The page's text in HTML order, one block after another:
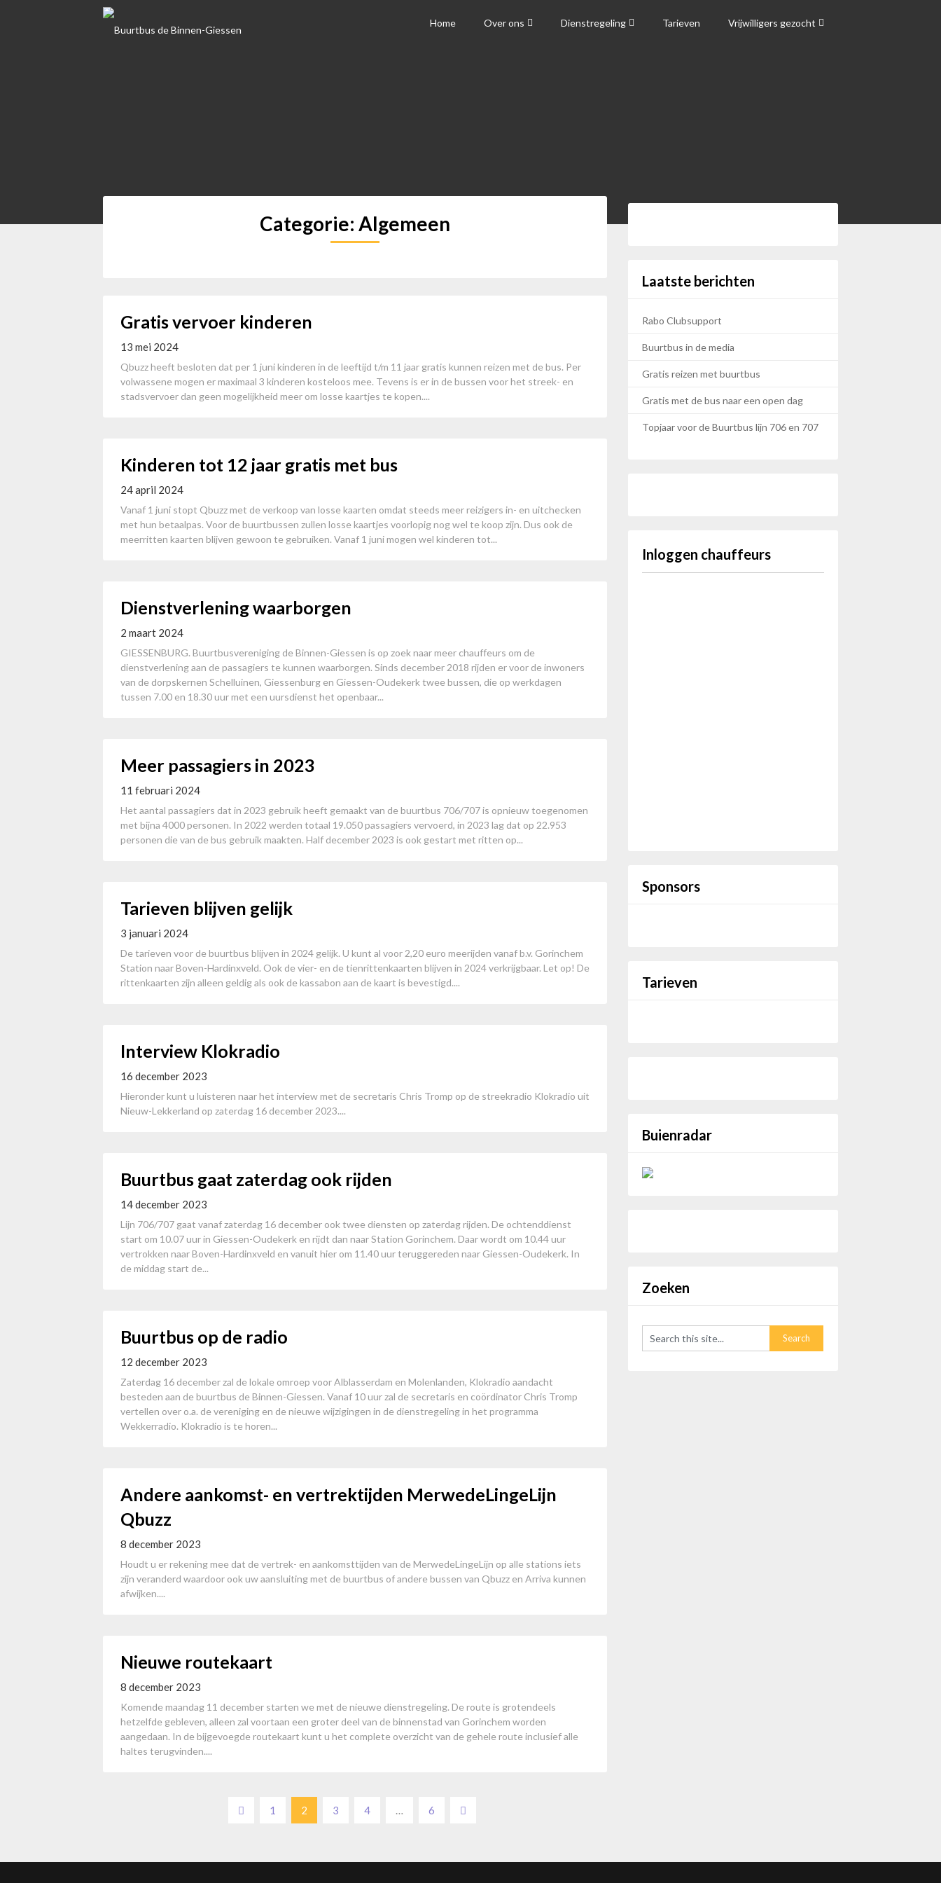
Home Over ons Dienstregeling Tarieven Vrijwilligers gezocht
Categorie: Algemeen
Gratis vervoer kinderen
13 mei 2024
Qbuzz heeft besloten dat per 1 juni kinderen in de leeftijd t/m 11 jaar gratis kunnen reizen met de bus. Per
volwassene mogen er maximaal 3 kinderen kosteloos mee. Tevens is er in de bussen voor het streek- en
stadsvervoer dan geen mogelijkheid meer om losse kaartjes te kopen....
Kinderen tot 12 jaar gratis met bus
24 april 2024
Vanaf 1 juni stopt Qbuzz met de verkoop van losse kaarten omdat steeds meer reizigers in- en uitchecken
met hun betaalpas. Voor de buurtbussen zullen losse kaartjes voorlopig nog wel te koop zijn. Dus ook de
meerritten kaarten blijven gewoon te gebruiken. Vanaf 1 juni mogen wel kinderen tot...
Dienstverlening waarborgen
2 maart 2024
GIESSENBURG. Buurtbusvereniging de Binnen-Giessen is op zoek naar meer chauffeurs om de
dienstverlening aan de passagiers te kunnen waarborgen. Sinds december 2018 rijden er voor de inwoners
van de dorpskernen Schelluinen, Giessenburg en Giessen-Oudekerk twee bussen, die op werkdagen
tussen 7.00 en 18.30 uur met een uursdienst het openbaar...
Meer passagiers in 2023
11 februari 2024
Het aantal passagiers dat in 2023 gebruik heeft gemaakt van de buurtbus 706/707 is opnieuw toegenomen
met bijna 4000 personen. In 2022 werden totaal 19.050 passagiers vervoerd, in 2023 lag dat op 22.953
personen die van de bus gebruik maakten. Half december 2023 is ook gestart met ritten op...
Tarieven blijven gelijk
3 januari 2024
De tarieven voor de buurtbus blijven in 2024 gelijk. U kunt al voor 2,20 euro meerijden vanaf b.v. Gorinchem
Station naar Boven-Hardinxveld. Ook de vier- en de tienrittenkaarten blijven in 2024 verkrijgbaar. Let op! De
rittenkaarten zijn alleen geldig als ook de kassabon aan de kaart is bevestigd....
Interview Klokradio
16 december 2023
Hieronder kunt u luisteren naar het interview met de secretaris Chris Tromp op de streekradio Klokradio uit
Nieuw-Lekkerland op zaterdag 16 december 2023....
Buurtbus gaat zaterdag ook rijden
14 december 2023
Lijn 706/707 gaat vanaf zaterdag 16 december ook twee diensten op zaterdag rijden. De ochtenddienst
start om 10.07 uur in Giessen-Oudekerk en rijdt dan naar Station Gorinchem. Daar wordt om 10.44 uur
vertrokken naar Boven-Hardinxveld en vanuit hier om 11.40 uur teruggereden naar Giessen-Oudekerk. In
de middag start de...
Buurtbus op de radio
12 december 2023
Zaterdag 16 december zal de lokale omroep voor Alblasserdam en Molenlanden, Klokradio aandacht
besteden aan de buurtbus de Binnen-Giessen. Vanaf 10 uur zal de secretaris en coördinator Chris Tromp
vertellen over o.a. de vereniging en de nieuwe wijzigingen in de dienstregeling in het programma
Wekkerradio. Klokradio is te horen...
Andere aankomst- en vertrektijden MerwedeLingeLijn
Qbuzz
8 december 2023
Houdt u er rekening mee dat de vertrek- en aankomsttijden van de MerwedeLingeLijn op alle stations iets
zijn veranderd waardoor ook uw aansluiting met de buurtbus of andere bussen van Qbuzz en Arriva kunnen
afwijken....
Nieuwe routekaart
8 december 2023
Komende maandag 11 december starten we met de nieuwe dienstregeling. De route is grotendeels
hetzelfde gebleven, alleen zal voortaan een groter deel van de binnenstad van Gorinchem worden
aangedaan. In de bijgevoegde routekaart kunt u het complete overzicht van de gehele route inclusief alle
haltes terugvinden....
1 2 3 4 … 6
Laatste berichten
Rabo Clubsupport
Buurtbus in de media
Gratis reizen met buurtbus
Gratis met de bus naar een open dag
Topjaar voor de Buurtbus lijn 706 en 707
Inloggen chauffeurs
Sponsors
Tarieven
Buienradar
Zoeken